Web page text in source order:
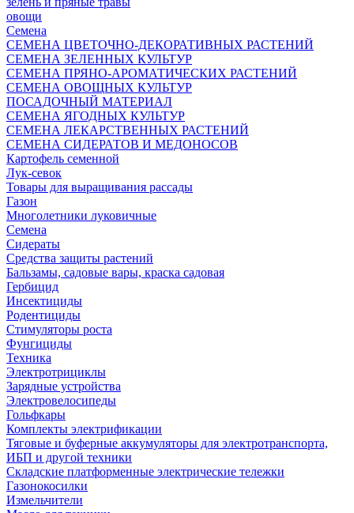
овощи
Семена
СЕМЕНА ЦВЕТОЧНО-ДЕКОРАТИВНЫХ РАСТЕНИЙ
СЕМЕНА ЗЕЛЕННЫХ КУЛЬТУР
СЕМЕНА ПРЯНО-АРОМАТИЧЕСКИХ РАСТЕНИЙ
СЕМЕНА ОВОЩНЫХ КУЛЬТУР
ПОСАДОЧНЫЙ МАТЕРИАЛ
СЕМЕНА ЯГОДНЫХ КУЛЬТУР
СЕМЕНА ЛЕКАРСТВЕННЫХ РАСТЕНИЙ
СЕМЕНА СИДЕРАТОВ И МЕДОНОСОВ
Картофель семенной
Лук-севок
Товары для выращивания рассады
Газон
Многолетники луковичные
Семена
Сидераты
Средства защиты растений
Бальзамы, садовые вары, краска садовая
Гербицид
Инсектициды
Родентициды
Стимуляторы роста
Фунгициды
Техника
Электротрициклы
Зарядные устройства
Электровелосипеды
Гольфкары
Комплекты электрификации
Тяговые и буферные аккумуляторы для электротранспорта,
ИБП и другой техники
Складские платформенные электрические тележки
Газонокосилки
Измельчители